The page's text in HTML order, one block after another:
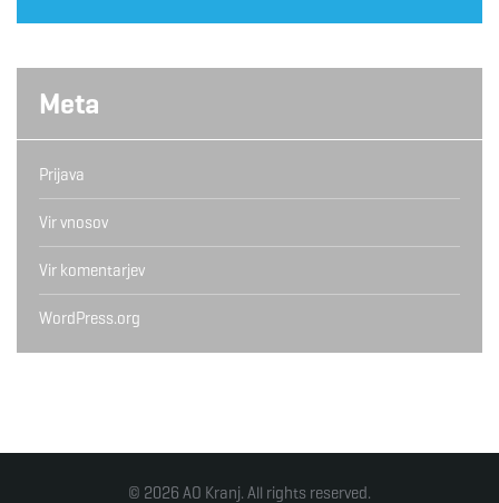
Meta
Prijava
Vir vnosov
Vir komentarjev
WordPress.org
© 2026 AO Kranj. All rights reserved.